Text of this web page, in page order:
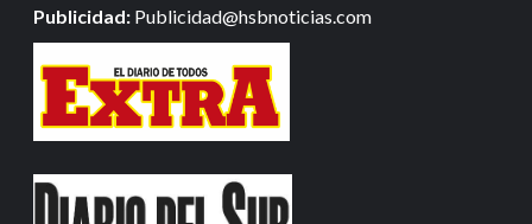
Publicidad: Publicidad@hsbnoticias.com